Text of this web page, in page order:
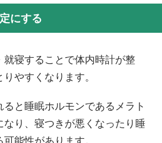
にする
寝することで体内時計が整
やすくなります。
と睡眠ホルモンであるメラト
り、寝つきが悪くなったり睡